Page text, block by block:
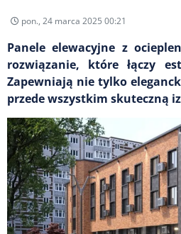
pon., 24 marca 2025 00:21
Panele elewacyjne z
rozwiązanie, które łączy
Zapewniają nie tylko
przede wszystkim skuteczną